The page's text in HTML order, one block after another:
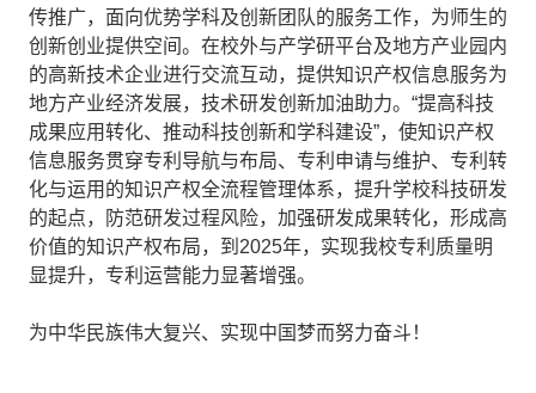
传推广，面向优势学科及创新团队的服务工作，为师生的
创新创业提供空间。在校外与产学研平台及地方产业园内
的高新技术企业进行交流互动，提供知识产权信息服务为
地方产业经济发展，技术研发创新加油助力。“提高科技
成果应用转化、推动科技创新和学科建设”，使知识产权
信息服务贯穿专利导航与布局、专利申请与维护、专利转
化与运用的知识产权全流程管理体系，提升学校科技研发
的起点，防范研发过程风险，加强研发成果转化，形成高
价值的知识产权布局，到2025年，实现我校专利质量明
显提升，专利运营能力显著增强。
为中华民族伟大复兴、实现中国梦而努力奋斗！